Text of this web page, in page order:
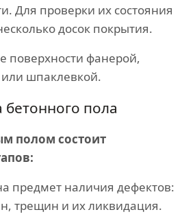
Для проверки их состояния
досок покрытия.
поверхности фанерой,
шпаклевкой.
бетонного пола
полом состоит
предмет наличия дефектов:
трещин и их ликвидация.